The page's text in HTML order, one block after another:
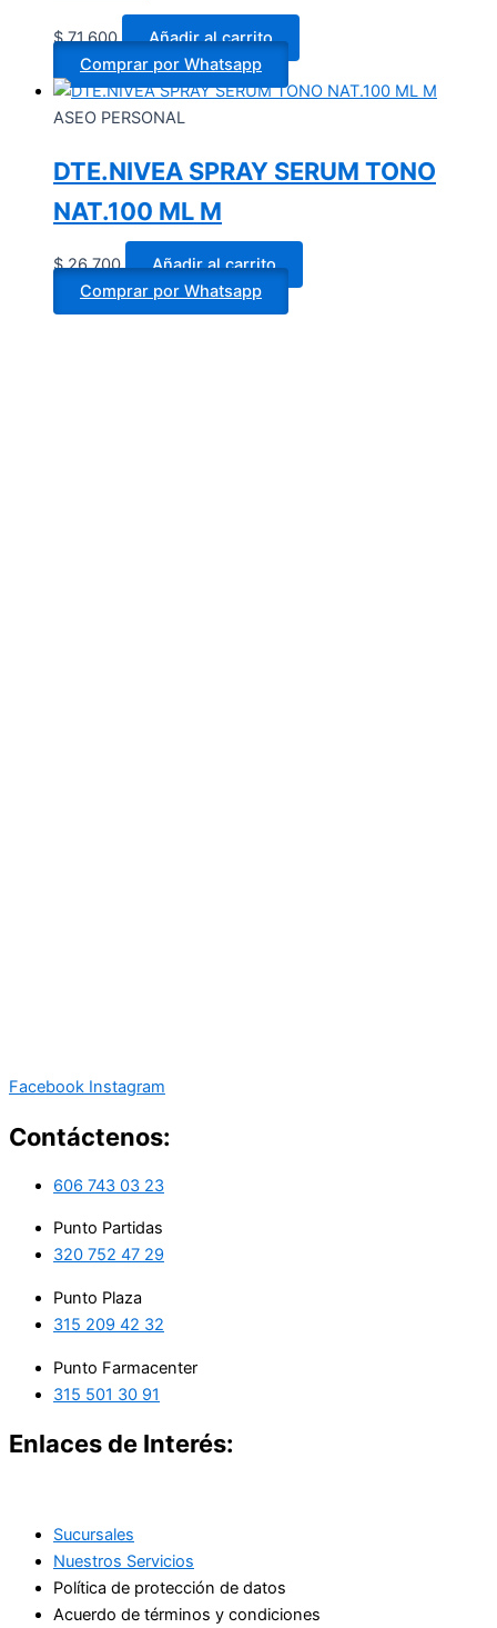
$71.600
Añadir al carrito
Comprar por Whatsapp
ASEO PERSONAL
DTE.NIVEA SPRAY SERUM TONO
NAT.100 ML M
$26.700
Añadir al carrito
Comprar por Whatsapp
Facebook Instagram
Contáctenos:
606 743 03 23
Punto Partidas
320 752 47 29
Punto Plaza
315 209 42 32
Punto Farmacenter
315 501 30 91
Enlaces de Interés:
Sucursales
Nuestros Servicios
Política de protección de datos
Acuerdo de términos y condiciones